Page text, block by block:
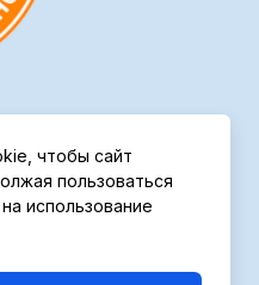
чтобы сайт
пользоваться
использование